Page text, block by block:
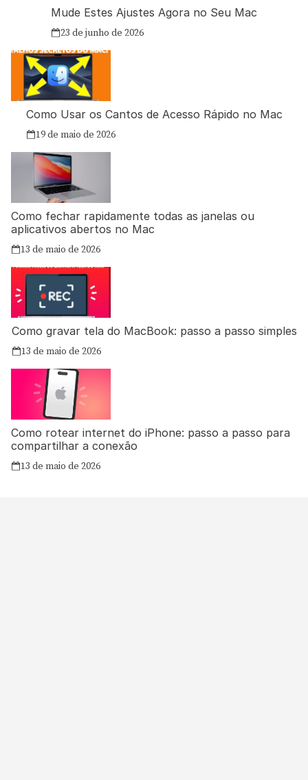
Mude Estes Ajustes Agora no Seu Mac
23 de junho de 2026
Como Usar os Cantos de Acesso Rápido no Mac
19 de maio de 2026
Como fechar rapidamente todas as janelas ou
aplicativos abertos no Mac
13 de maio de 2026
Como gravar tela do MacBook: passo a passo simples
13 de maio de 2026
Como rotear internet do iPhone: passo a passo para
compartilhar a conexão
13 de maio de 2026